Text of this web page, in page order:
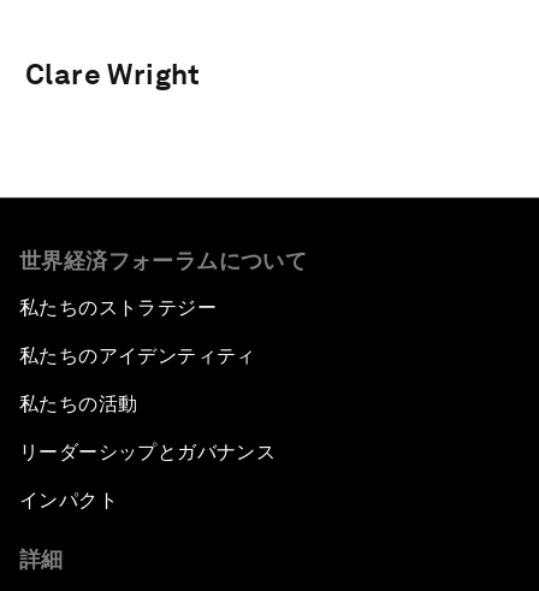
Clare Wright
世界経済フォーラムについて
私たちのストラテジー
私たちのアイデンティティ
私たちの活動
リーダーシップとガバナンス
インパクト
詳細